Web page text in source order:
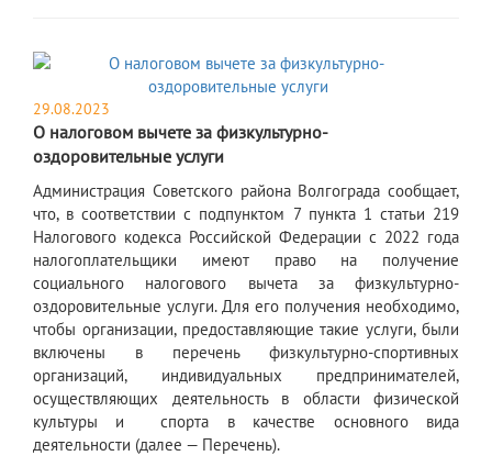
29.08.2023
О налоговом вычете за физкультурно-
оздоровительные услуги
Администрация Советского района Волгограда сообщает,
что, в соответствии с подпунктом 7 пункта 1 статьи 219
Налогового кодекса Российской Федерации с 2022 года
налогоплательщики имеют право на получение
социального налогового вычета за физкультурно-
оздоровительные услуги. Для его получения необходимо,
чтобы организации, предоставляющие такие услуги, были
включены в перечень физкультурно-спортивных
организаций, индивидуальных предпринимателей,
осуществляющих деятельность в области физической
культуры и спорта в качестве основного вида
деятельности (далее — Перечень).